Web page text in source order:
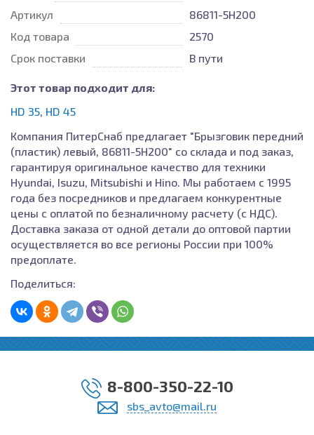
Артикул
86811-5H200
Код товара
2570
Срок поставки
В пути
Этот товар подходит для:
HD 35, HD 45
Компания ПитерСнаб предлагает "Брызговик передний
(пластик) левый, 86811-5H200" со склада и под заказ,
гарантируя оригинальное качество для техники
Hyundai, Isuzu, Mitsubishi и Hino. Мы работаем с 1995
года без посредников и предлагаем конкурентные
цены с оплатой по безналичному расчету (с НДС).
Доставка заказа от одной детали до оптовой партии
осуществляется во все регионы России при 100%
предоплате.
Поделиться:
8-800-350-22-10
sbs_avto@mail.ru